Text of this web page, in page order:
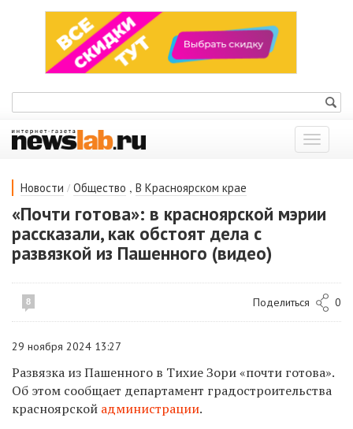
Показать
меню
Новости / Общество , В Красноярском крае
«Почти готова»: в красноярской мэрии
рассказали, как обстоят дела с
развязкой из Пашенного (видео)
8 Поделиться 0
29 ноября 2024 13:27
Развязка из Пашенного в Тихие Зори «почти готова».
Об этом сообщает департамент градостроительства
красноярской администрации.